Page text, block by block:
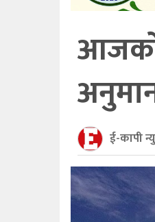
आजको
ई-कापी